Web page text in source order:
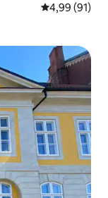
Priemerné
4,99 (91)